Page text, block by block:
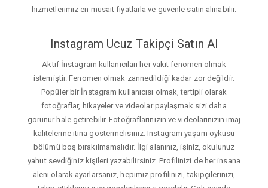
hizmetlerimiz en müsait fiyatlarla ve güvenle satın alınabilir.
Instagram Ucuz Takipçi Satın Al
Aktif İnstagram kullanıcıları her vakit fenomen olmak
istemiştir. Fenomen olmak zannedildiği kadar zor değildir.
Popüler bir İnstagram kullanıcısı olmak, tertipli olarak
fotoğraflar, hikayeler ve videolar paylaşmak sizi daha
görünür hale getirebilir. Fotoğraflarınızın ve videolarınızın imaj
kalitelerine itina göstermelisiniz. Instagram yaşam öyküsü
bölümü boş bırakılmamalıdır. İlgi alanınız, işiniz, okulunuz
yahut sevdiğiniz kişileri yazabilirsiniz. Profilinizi de her insana
aleni olarak ayarlarsanız, hepimiz profilinizi, takipçilerinizi,